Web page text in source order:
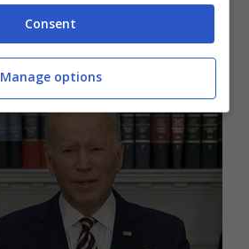
8 Marzo 2022 - 19:38
Consent
Manage options